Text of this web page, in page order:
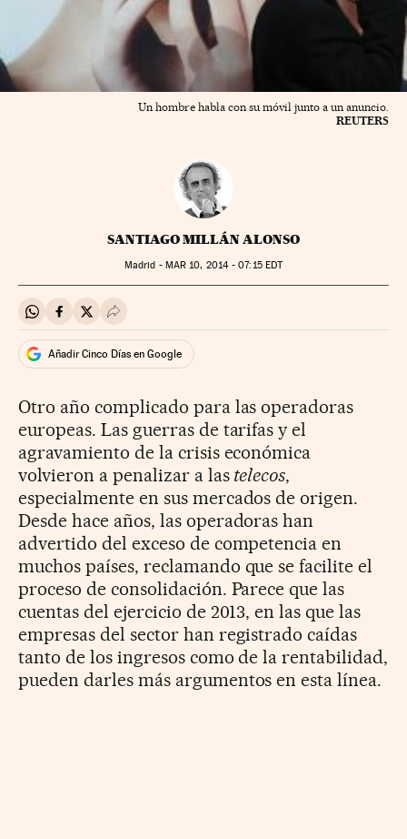
Un hombre habla con su móvil junto a un anuncio.
REUTERS
SANTIAGO MILLÁN ALONSO
Madrid - MAR 10, 2014 - 07:15EDT
Compartir en Whatsapp
Compartir en Facebook
Compartir en Twitter
Desplegar Redes Sociales
Añadir Cinco Días en Google
Otro año complicado para las operadoras
europeas. Las guerras de tarifas y el
agravamiento de la crisis económica
volvieron a penalizar a las telecos,
especialmente en sus mercados de origen.
Desde hace años, las operadoras han
advertido del exceso de competencia en
muchos países, reclamando que se facilite el
proceso de consolidación. Parece que las
cuentas del ejercicio de 2013, en las que las
empresas del sector han registrado caídas
tanto de los ingresos como de la rentabilidad,
pueden darles más argumentos en esta línea.